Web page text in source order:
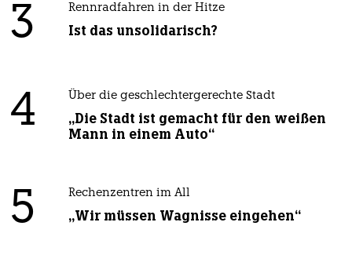
3 Rennradfahren in der Hitze
Ist das unsolidarisch?
4 Über die geschlechtergerechte Stadt
„Die Stadt ist gemacht für den weißen
Mann in einem Auto“
5 Rechenzentren im All
„Wir müssen Wagnisse eingehen“